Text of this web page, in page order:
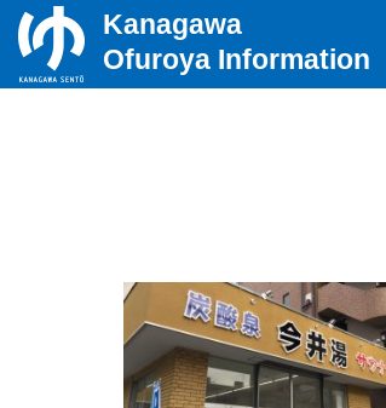
Kanagawa
Ofuroya Information